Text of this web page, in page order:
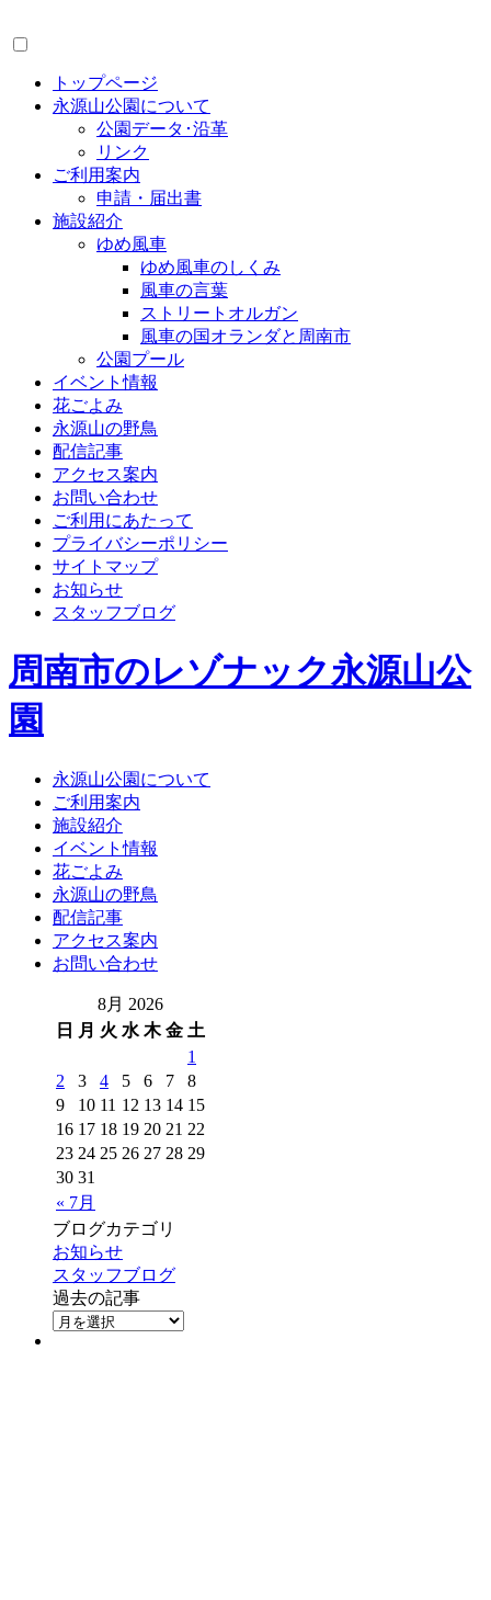
トップページ
永源山公園について
公園データ･沿革
リンク
ご利用案内
申請・届出書
施設紹介
ゆめ風車
ゆめ風車のしくみ
風車の言葉
ストリートオルガン
風車の国オランダと周南市
公園プール
イベント情報
花ごよみ
永源山の野鳥
配信記事
アクセス案内
お問い合わせ
ご利用にあたって
プライバシーポリシー
サイトマップ
お知らせ
スタッフブログ
周南市のレゾナック永源山公
園
永源山公園について
ご利用案内
施設紹介
イベント情報
花ごよみ
永源山の野鳥
配信記事
アクセス案内
お問い合わせ
8月 2026
日
月 火 水 木 金 土
« 7月
1
2
3 4 5 6 7
8
9
10 11 12 13 14 15
16 17 18 19 20 21 22
23 24 25 26 27 28 29
30 31
ブログカテゴリ
お知らせ
スタッフブログ
過去の記事